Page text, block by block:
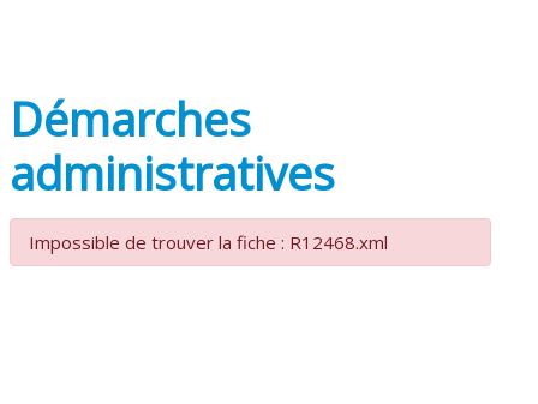
Démarches
administratives
Impossible de trouver la fiche : R12468.xml